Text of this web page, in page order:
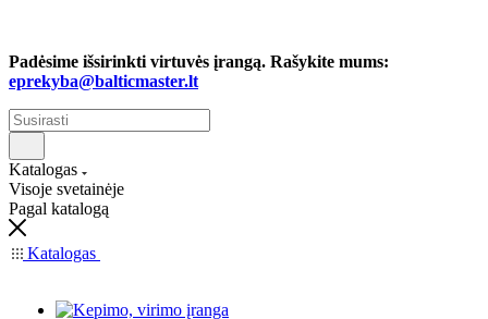
Padėsime išsirinkti virtuvės įrangą. Rašykite mums:
eprekyba@balticmaster.lt
Katalogas
Visoje svetainėje
Pagal katalogą
Katalogas